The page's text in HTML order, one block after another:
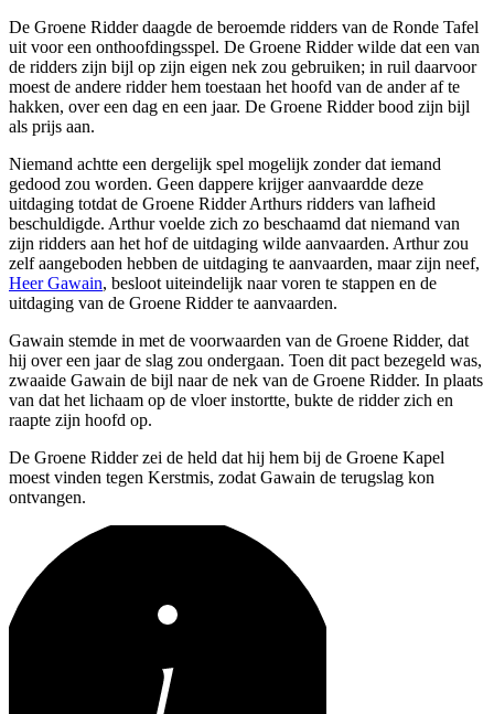
De Groene Ridder daagde de beroemde ridders van de Ronde Tafel
uit voor een onthoofdingsspel. De Groene Ridder wilde dat een van
de ridders zijn bijl op zijn eigen nek zou gebruiken; in ruil daarvoor
moest de andere ridder hem toestaan het hoofd van de ander af te
hakken, over een dag en een jaar. De Groene Ridder bood zijn bijl
als prijs aan.
Niemand achtte een dergelijk spel mogelijk zonder dat iemand
gedood zou worden. Geen dappere krijger aanvaardde deze
uitdaging totdat de Groene Ridder Arthurs ridders van lafheid
beschuldigde. Arthur voelde zich zo beschaamd dat niemand van
zijn ridders aan het hof de uitdaging wilde aanvaarden. Arthur zou
zelf aangeboden hebben de uitdaging te aanvaarden, maar zijn neef,
Heer Gawain, besloot uiteindelijk naar voren te stappen en de
uitdaging van de Groene Ridder te aanvaarden.
Gawain stemde in met de voorwaarden van de Groene Ridder, dat
hij over een jaar de slag zou ondergaan. Toen dit pact bezegeld was,
zwaaide Gawain de bijl naar de nek van de Groene Ridder. In plaats
van dat het lichaam op de vloer instortte, bukte de ridder zich en
raapte zijn hoofd op.
De Groene Ridder zei de held dat hij hem bij de Groene Kapel
moest vinden tegen Kerstmis, zodat Gawain de terugslag kon
ontvangen.